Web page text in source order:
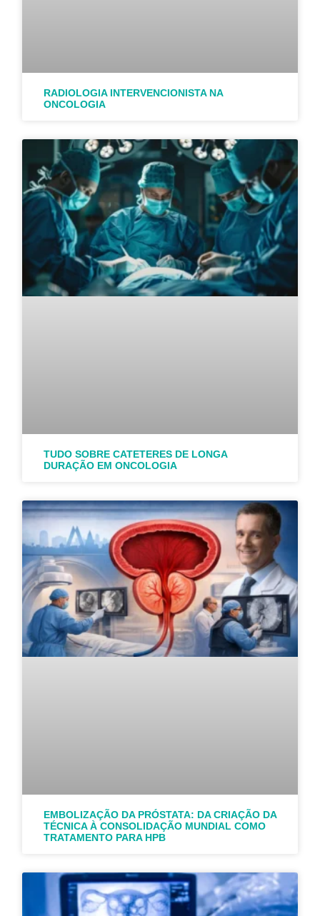
RADIOLOGIA INTERVENCIONISTA NA
ONCOLOGIA
TUDO SOBRE CATETERES DE LONGA
DURAÇÃO EM ONCOLOGIA
EMBOLIZAÇÃO DA PRÓSTATA: DA CRIAÇÃO DA
TÉCNICA À CONSOLIDAÇÃO MUNDIAL COMO
TRATAMENTO PARA HPB